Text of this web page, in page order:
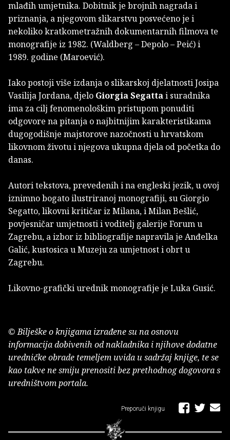
mlađih umjetnika. Dobitnik je brojnih nagrada i
priznanja, a njegovom slikarstvu posvećeno je i
nekoliko kratkometražnih dokumentarnih filmova te
monografije iz 1982. (Waldberg – Depolo – Peić) i
1989. godine (Maroević).
Iako postoji više izdanja o slikarskoj djelatnosti Josipa
Vasilija Jordana, djelo Giorgia Segattai suradnika
ima za cilj fenomenološkim pristupom ponuditi
odgovore na pitanja o najbitnijim karakteristikama
dugogodišnje majstorove nazočnosti u hrvatskom
likovnom životu i njegova ukupna djela od početka do
danas.
Autori tekstova, prevedenih i na engleski jezik, u ovoj
iznimno bogato ilustriranoj monografiji, su Giorgio
Segatto, likovni kritičar iz Milana, i Milan Bešlić,
povjesničar umjetnosti i voditelj galerije Forum u
Zagrebu, a izbor iz bibliografije napravila je Anđelka
Galić, kustosica u Muzeju za umjetnost i obrt u
Zagrebu.
Likovno-grafički urednik monografije je Luka Gusić.
© Bilješke o knjigama izrađene su na osnovu
informacija dobivenih od nakladnika i njihove dodatne
uredničke obrade temeljem uvida u sadržaj knjige, te se
kao takve ne smiju prenositi bez prethodnog dogovora s
uredništvom portala.
Preporuči knjigu